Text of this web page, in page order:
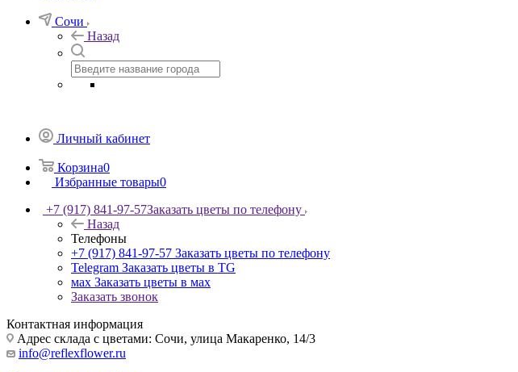
Сочи
Назад
Личный кабинет
Корзина0
Избранные товары0
+7 (917) 841-97-57Заказать цветы по телефону
Назад
Телефоны
+7 (917) 841-97-57 Заказать цветы по телефону
Telegram Заказать цветы в TG
мах Заказать цветы в мах
Заказать звонок
Контактная информация
Адрес склада с цветами: Сочи, улица Макаренко, 14/3
info@reflexflower.ru